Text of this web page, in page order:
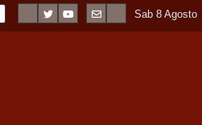
Sab 8 Agosto